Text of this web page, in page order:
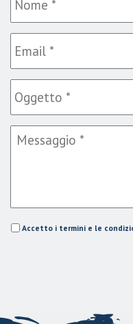
Accetto i termini e le